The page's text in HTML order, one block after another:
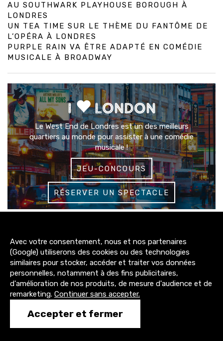
AU SOUTHWARK PLAYHOUSE BOROUGH À
LONDRES
UN TEA TIME SUR LE THÈME DU FANTÔME DE
L’OPÉRA À LONDRES
PURPLE RAIN VA ÊTRE ADAPTÉ EN COMÉDIE
MUSICALE À BROADWAY
I LONDON
Le West End de Londres est un des meilleurs
quartiers au monde pour assister à une comédie
musicale !
JEU-CONCOURS
RÉSERVER UN SPECTACLE
3200+
abonnés
4300+
abonnés
1500+
abonnés
Avec votre consentement, nous et nos partenaires
(Google) utiliserons des cookies ou des technologies
similaires pour stocker, accéder et traiter vos données
personnelles, notamment à des fins publicitaires,
d'amélioration de nos produits, de mesure d'audience et de
remarketing. Continuer sans accepter.
Accepter et fermer